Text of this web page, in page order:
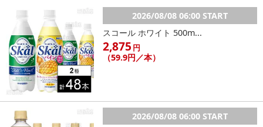
2026/08/08 06:00 START
スコール ホワイト 500m...
2,875 円
（59.9円／本）
2026/08/08 06:00 START